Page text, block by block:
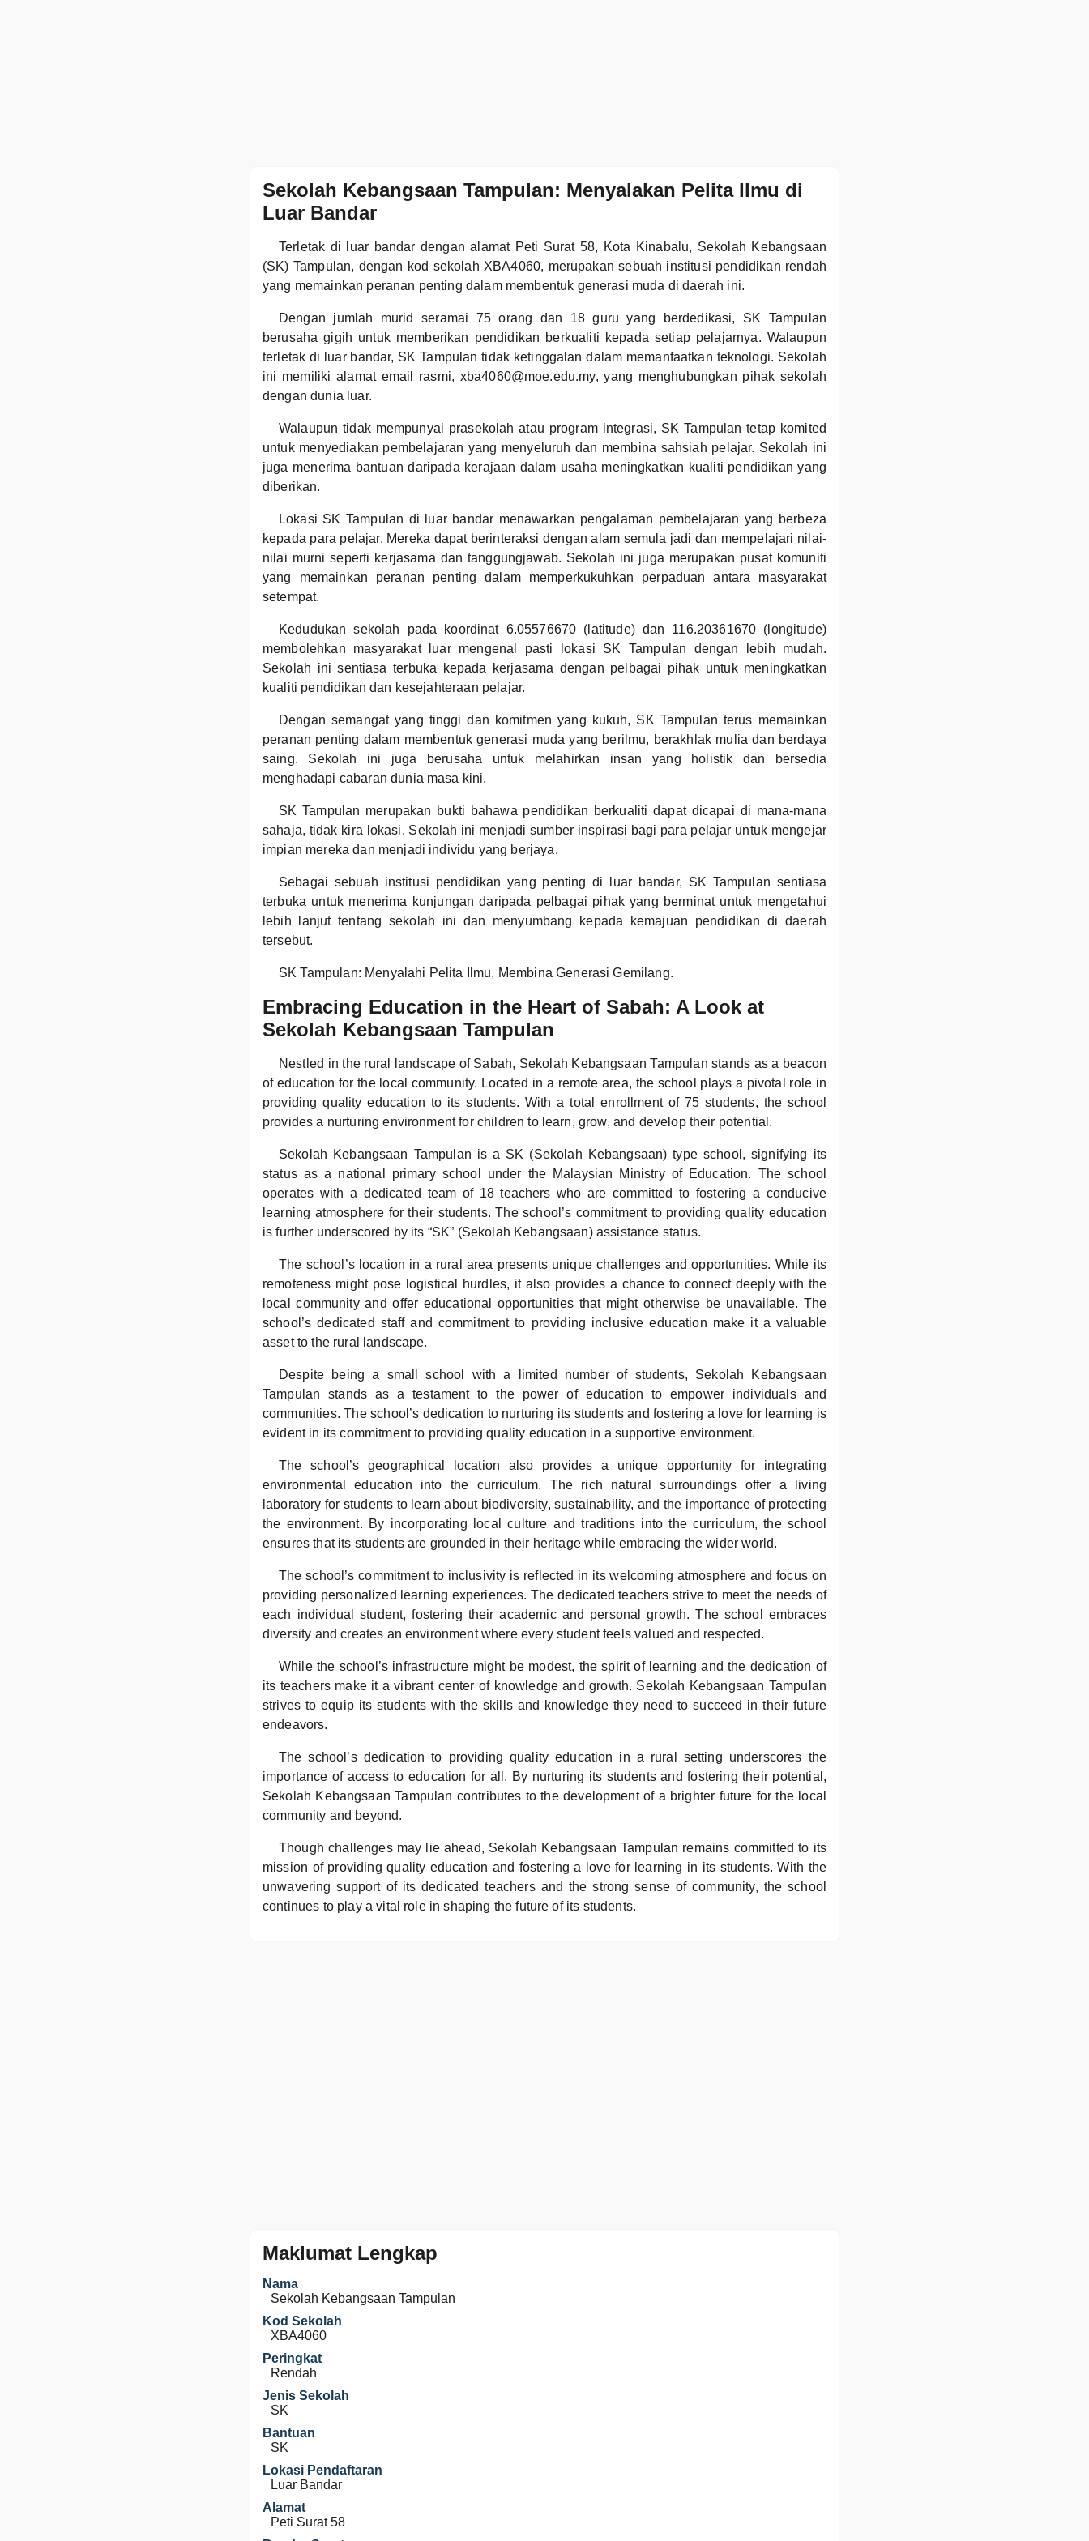
Sekolah Kebangsaan Tampulan: Menyalakan Pelita Ilmu di
Luar Bandar
Terletak di luar bandar dengan alamat Peti Surat 58, Kota Kinabalu, Sekolah Kebangsaan
(SK) Tampulan, dengan kod sekolah XBA4060, merupakan sebuah institusi pendidikan rendah
yang memainkan peranan penting dalam membentuk generasi muda di daerah ini.
Dengan jumlah murid seramai 75 orang dan 18 guru yang berdedikasi, SK Tampulan
berusaha gigih untuk memberikan pendidikan berkualiti kepada setiap pelajarnya. Walaupun
terletak di luar bandar, SK Tampulan tidak ketinggalan dalam memanfaatkan teknologi. Sekolah
ini memiliki alamat email rasmi, xba4060@moe.edu.my, yang menghubungkan pihak sekolah
dengan dunia luar.
Walaupun tidak mempunyai prasekolah atau program integrasi, SK Tampulan tetap komited
untuk menyediakan pembelajaran yang menyeluruh dan membina sahsiah pelajar. Sekolah ini
juga menerima bantuan daripada kerajaan dalam usaha meningkatkan kualiti pendidikan yang
diberikan.
Lokasi SK Tampulan di luar bandar menawarkan pengalaman pembelajaran yang berbeza
kepada para pelajar. Mereka dapat berinteraksi dengan alam semula jadi dan mempelajari nilai-
nilai murni seperti kerjasama dan tanggungjawab. Sekolah ini juga merupakan pusat komuniti
yang memainkan peranan penting dalam memperkukuhkan perpaduan antara masyarakat
setempat.
Kedudukan sekolah pada koordinat 6.05576670 (latitude) dan 116.20361670 (longitude)
membolehkan masyarakat luar mengenal pasti lokasi SK Tampulan dengan lebih mudah.
Sekolah ini sentiasa terbuka kepada kerjasama dengan pelbagai pihak untuk meningkatkan
kualiti pendidikan dan kesejahteraan pelajar.
Dengan semangat yang tinggi dan komitmen yang kukuh, SK Tampulan terus memainkan
peranan penting dalam membentuk generasi muda yang berilmu, berakhlak mulia dan berdaya
saing. Sekolah ini juga berusaha untuk melahirkan insan yang holistik dan bersedia
menghadapi cabaran dunia masa kini.
SK Tampulan merupakan bukti bahawa pendidikan berkualiti dapat dicapai di mana-mana
sahaja, tidak kira lokasi. Sekolah ini menjadi sumber inspirasi bagi para pelajar untuk mengejar
impian mereka dan menjadi individu yang berjaya.
Sebagai sebuah institusi pendidikan yang penting di luar bandar, SK Tampulan sentiasa
terbuka untuk menerima kunjungan daripada pelbagai pihak yang berminat untuk mengetahui
lebih lanjut tentang sekolah ini dan menyumbang kepada kemajuan pendidikan di daerah
tersebut.
SK Tampulan: Menyalahi Pelita Ilmu, Membina Generasi Gemilang.
Embracing Education in the Heart of Sabah: A Look at
Sekolah Kebangsaan Tampulan
Nestled in the rural landscape of Sabah, Sekolah Kebangsaan Tampulan stands as a beacon
of education for the local community. Located in a remote area, the school plays a pivotal role in
providing quality education to its students. With a total enrollment of 75 students, the school
provides a nurturing environment for children to learn, grow, and develop their potential.
Sekolah Kebangsaan Tampulan is a SK (Sekolah Kebangsaan) type school, signifying its
status as a national primary school under the Malaysian Ministry of Education. The school
operates with a dedicated team of 18 teachers who are committed to fostering a conducive
learning atmosphere for their students. The school’s commitment to providing quality education
is further underscored by its “SK” (Sekolah Kebangsaan) assistance status.
The school’s location in a rural area presents unique challenges and opportunities. While its
remoteness might pose logistical hurdles, it also provides a chance to connect deeply with the
local community and offer educational opportunities that might otherwise be unavailable. The
school’s dedicated staff and commitment to providing inclusive education make it a valuable
asset to the rural landscape.
Despite being a small school with a limited number of students, Sekolah Kebangsaan
Tampulan stands as a testament to the power of education to empower individuals and
communities. The school’s dedication to nurturing its students and fostering a love for learning is
evident in its commitment to providing quality education in a supportive environment.
The school’s geographical location also provides a unique opportunity for integrating
environmental education into the curriculum. The rich natural surroundings offer a living
laboratory for students to learn about biodiversity, sustainability, and the importance of protecting
the environment. By incorporating local culture and traditions into the curriculum, the school
ensures that its students are grounded in their heritage while embracing the wider world.
The school’s commitment to inclusivity is reflected in its welcoming atmosphere and focus on
providing personalized learning experiences. The dedicated teachers strive to meet the needs of
each individual student, fostering their academic and personal growth. The school embraces
diversity and creates an environment where every student feels valued and respected.
While the school’s infrastructure might be modest, the spirit of learning and the dedication of
its teachers make it a vibrant center of knowledge and growth. Sekolah Kebangsaan Tampulan
strives to equip its students with the skills and knowledge they need to succeed in their future
endeavors.
The school’s dedication to providing quality education in a rural setting underscores the
importance of access to education for all. By nurturing its students and fostering their potential,
Sekolah Kebangsaan Tampulan contributes to the development of a brighter future for the local
community and beyond.
Though challenges may lie ahead, Sekolah Kebangsaan Tampulan remains committed to its
mission of providing quality education and fostering a love for learning in its students. With the
unwavering support of its dedicated teachers and the strong sense of community, the school
continues to play a vital role in shaping the future of its students.
Maklumat Lengkap
Nama
Sekolah Kebangsaan Tampulan
Kod Sekolah
XBA4060
Peringkat
Rendah
Jenis Sekolah
SK
Bantuan
SK
Lokasi Pendaftaran
Luar Bandar
Alamat
Peti Surat 58